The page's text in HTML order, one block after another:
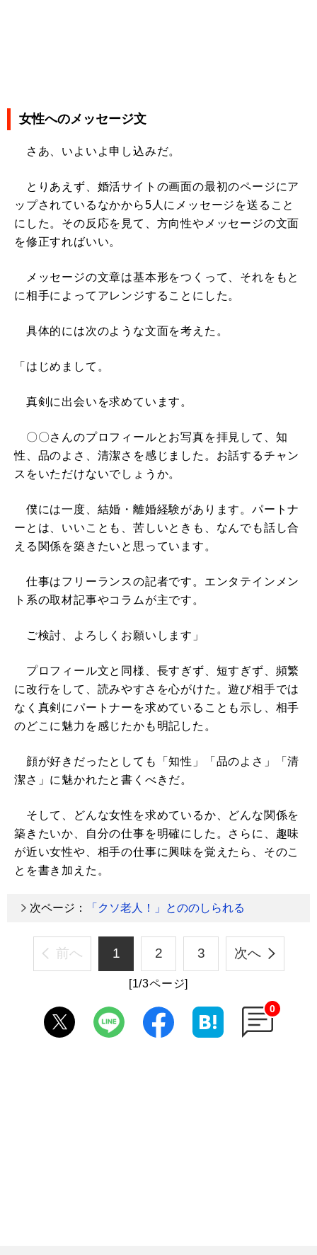
女性へのメッセージ文
さあ、いよいよ申し込みだ。
とりあえず、婚活サイトの画面の最初のページにア
ップされているなかから5人にメッセージを送ること
にした。その反応を見て、方向性やメッセージの文面
を修正すればいい。
メッセージの文章は基本形をつくって、それをもと
に相手によってアレンジすることにした。
具体的には次のような文面を考えた。
「はじめまして。
真剣に出会いを求めています。
〇〇さんのプロフィールとお写真を拝見して、知
性、品のよさ、清潔さを感じました。お話するチャン
スをいただけないでしょうか。
僕には一度、結婚・離婚経験があります。パートナ
ーとは、いいことも、苦しいときも、なんでも話し合
える関係を築きたいと思っています。
仕事はフリーランスの記者です。エンタテインメン
ト系の取材記事やコラムが主です。
ご検討、よろしくお願いします」
プロフィール文と同様、長すぎず、短すぎず、頻繁
に改行をして、読みやすさを心がけた。遊び相手では
なく真剣にパートナーを求めていることも示し、相手
のどこに魅力を感じたかも明記した。
顔が好きだったとしても「知性」「品のよさ」「清
潔さ」に魅かれたと書くべきだ。
そして、どんな女性を求めているか、どんな関係を
築きたいか、自分の仕事を明確にした。さらに、趣味
が近い女性や、相手の仕事に興味を覚えたら、そのこ
とを書き加えた。
次ページ： 「クソ老人！」とののしられる
前へ 1 2 3 次へ
[1/3ページ]
0